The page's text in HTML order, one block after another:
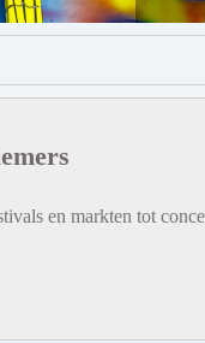
en markten tot